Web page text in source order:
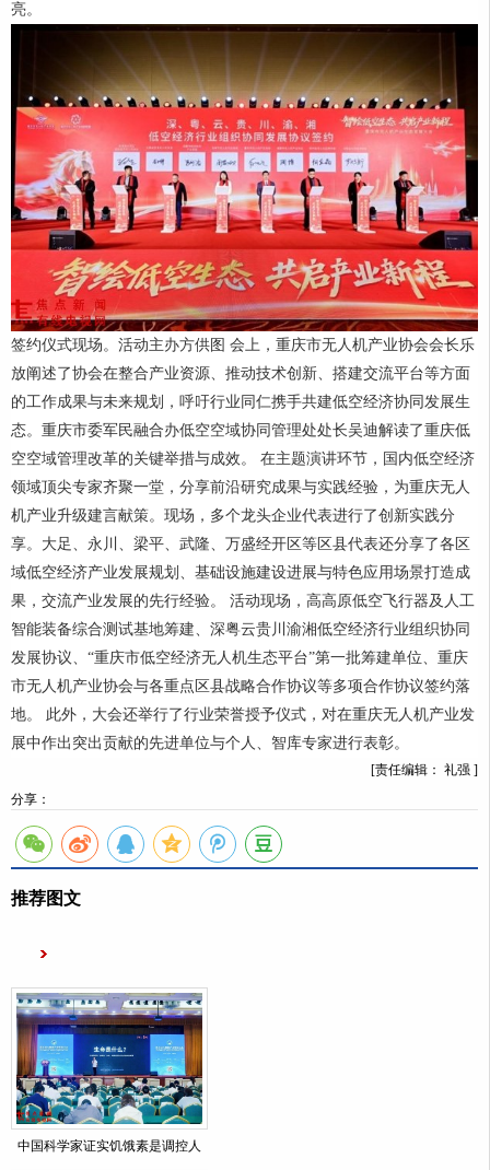
亮。
签约仪式现场。活动主办方供图 会上，重庆市无人机产业协会会长乐
放阐述了协会在整合产业资源、推动技术创新、搭建交流平台等方面
的工作成果与未来规划，呼吁行业同仁携手共建低空经济协同发展生
态。重庆市委军民融合办低空空域协同管理处处长吴迪解读了重庆低
空空域管理改革的关键举措与成效。 在主题演讲环节，国内低空经济
领域顶尖专家齐聚一堂，分享前沿研究成果与实践经验，为重庆无人
机产业升级建言献策。现场，多个龙头企业代表进行了创新实践分
享。大足、永川、梁平、武隆、万盛经开区等区县代表还分享了各区
域低空经济产业发展规划、基础设施建设进展与特色应用场景打造成
果，交流产业发展的先行经验。 活动现场，高高原低空飞行器及人工
智能装备综合测试基地筹建、深粤云贵川渝湘低空经济行业组织协同
发展协议、“重庆市低空经济无人机生态平台”第一批筹建单位、重庆
市无人机产业协会与各重点区县战略合作协议等多项合作协议签约落
地。 此外，大会还举行了行业荣誉授予仪式，对在重庆无人机产业发
展中作出突出贡献的先进单位与个人、智库专家进行表彰。
[责任编辑： 礼强 ]
分享：
推荐图文
中国科学家证实饥饿素是调控人